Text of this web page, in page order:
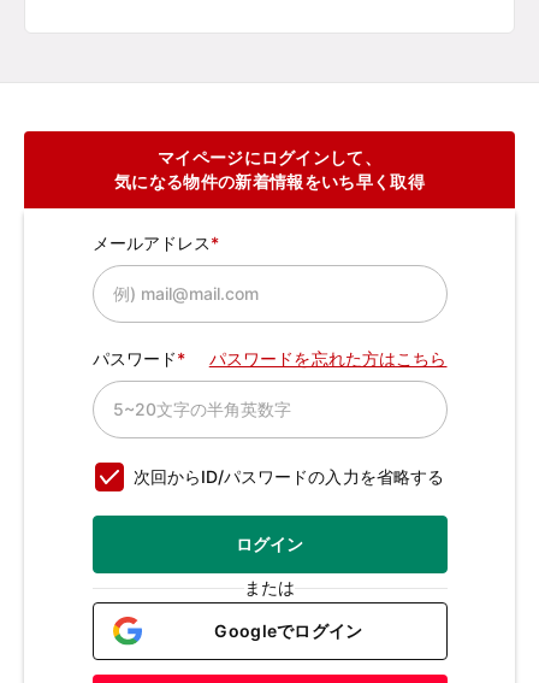
マイページにログインして、
気になる物件の新着情報をいち早く取得
メールアドレス
パスワード パスワードを忘れた方はこちら
次回からID/パスワードの入力を省略する
ログイン
または
Googleでログイン